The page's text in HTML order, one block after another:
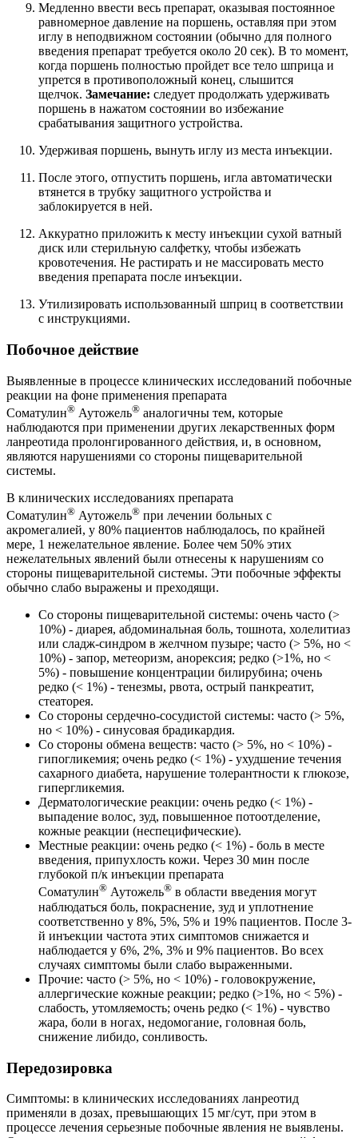
Медленно ввести весь препарат, оказывая постоянное
равномерное давление на поршень, оставляя при этом
иглу в неподвижном состоянии (обычно для полного
введения препарат требуется около 20 сек). В то момент,
когда поршень полностью пройдет все тело шприца и
упрется в противоположный конец, слышится
щелчок. Замечание: следует продолжать удерживать
поршень в нажатом состоянии во избежание
срабатывания защитного устройства.
Удерживая поршень, вынуть иглу из места инъекции.
После этого, отпустить поршень, игла автоматически
втянется в трубку защитного устройства и
заблокируется в ней.
Аккуратно приложить к месту инъекции сухой ватный
диск или стерильную салфетку, чтобы избежать
кровотечения. Не растирать и не массировать место
введения препарата после инъекции.
Утилизировать использованный шприц в соответствии
с инструкциями.
Побочное действие
Выявленные в процессе клинических исследований побочные
реакции на фоне применения препарата
Соматулин® Аутожель® аналогичны тем, которые
наблюдаются при применении других лекарственных форм
ланреотида пролонгированного действия, и, в основном,
являются нарушениями со стороны пищеварительной
системы.
В клинических исследованиях препарата
Соматулин® Аутожель® при лечении больных с
акромегалией, у 80% пациентов наблюдалось, по крайней
мере, 1 нежелательное явление. Более чем 50% этих
нежелательных явлений были отнесены к нарушениям со
стороны пищеварительной системы. Эти побочные эффекты
обычно слабо выражены и преходящи.
Со стороны пищеварительной системы: очень часто (>
10%) - диарея, абдоминальная боль, тошнота, холелитиаз
или сладж-синдром в желчном пузыре; часто (> 5%, но <
10%) - запор, метеоризм, анорексия; редко (>1%, но <
5%) - повышение концентрации билирубина; очень
редко (< 1%) - тенезмы, рвота, острый панкреатит,
стеаторея.
Со стороны сердечно-сосудистой системы: часто (> 5%,
но < 10%) - синусовая брадикардия.
Со стороны обмена веществ: часто (> 5%, но < 10%) -
гипогликемия; очень редко (< 1%) - ухудшение течения
сахарного диабета, нарушение толерантности к глюкозе,
гипергликемия.
Дерматологические реакции: очень редко (< 1%) -
выпадение волос, зуд, повышенное потоотделение,
кожные реакции (неспецифические).
Местные реакции: очень редко (< 1%) - боль в месте
введения, припухлость кожи. Через 30 мин после
глубокой п/к инъекции препарата
Соматулин® Аутожель® в области введения могут
наблюдаться боль, покраснение, зуд и уплотнение
соответственно у 8%, 5%, 5% и 19% пациентов. После 3-
й инъекции частота этих симптомов снижается и
наблюдается у 6%, 2%, 3% и 9% пациентов. Во всех
случаях симптомы были слабо выраженными.
Прочие: часто (> 5%, но < 10%) - головокружение,
аллергические кожные реакции; редко (>1%, но < 5%) -
слабость, утомляемость; очень редко (< 1%) - чувство
жара, боли в ногах, недомогание, головная боль,
снижение либидо, сонливость.
Передозировка
Симптомы: в клинических исследованиях ланреотид
применяли в дозах, превышающих 15 мг/сут, при этом в
процессе лечения серьезные побочные явления не выявлены.